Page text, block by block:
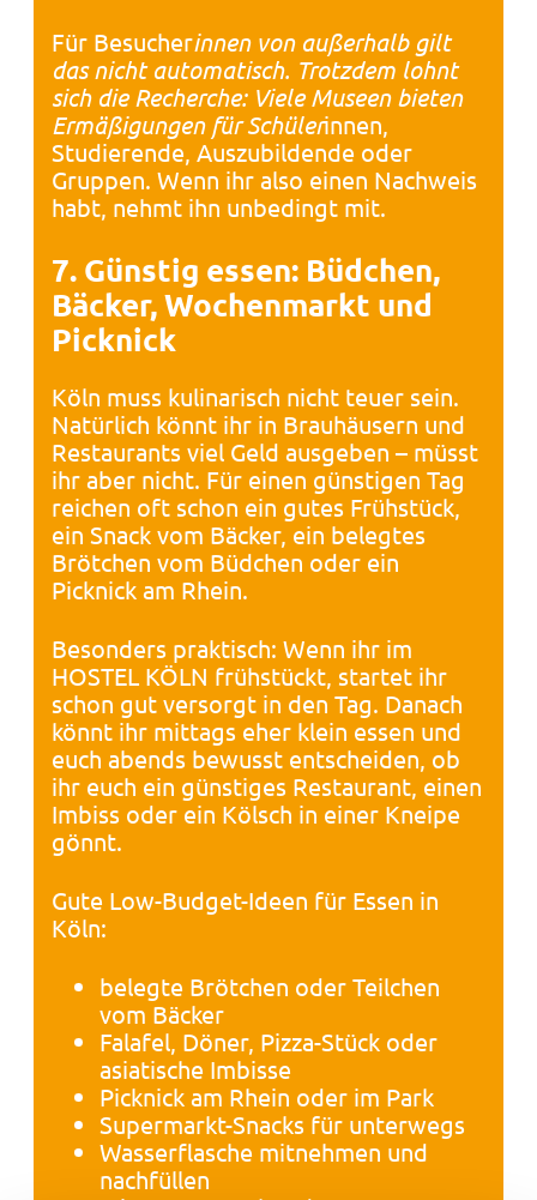
Für Besucherinnen von außerhalb gilt
das nicht automatisch. Trotzdem lohnt
sich die Recherche: Viele Museen bieten
Ermäßigungen für Schülerinnen,
Studierende, Auszubildende oder
Gruppen. Wenn ihr also einen Nachweis
habt, nehmt ihn unbedingt mit.
7. Günstig essen: Büdchen,
Bäcker, Wochenmarkt und
Picknick
Köln muss kulinarisch nicht teuer sein.
Natürlich könnt ihr in Brauhäusern und
Restaurants viel Geld ausgeben – müsst
ihr aber nicht. Für einen günstigen Tag
reichen oft schon ein gutes Frühstück,
ein Snack vom Bäcker, ein belegtes
Brötchen vom Büdchen oder ein
Picknick am Rhein.
Besonders praktisch: Wenn ihr im
HOSTEL KÖLN frühstückt, startet ihr
schon gut versorgt in den Tag. Danach
könnt ihr mittags eher klein essen und
euch abends bewusst entscheiden, ob
ihr euch ein günstiges Restaurant, einen
Imbiss oder ein Kölsch in einer Kneipe
gönnt.
Gute Low-Budget-Ideen für Essen in
Köln:
belegte Brötchen oder Teilchen
vom Bäcker
Falafel, Döner, Pizza-Stück oder
asiatische Imbisse
Picknick am Rhein oder im Park
Supermarkt-Snacks für unterwegs
Wasserflasche mitnehmen und
nachfüllen